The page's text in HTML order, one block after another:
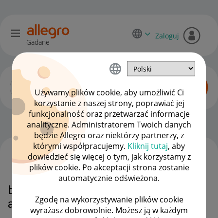
Używamy plików cookie, aby umożliwić Ci
korzystanie z naszej strony, poprawiać jej
funkcjonalność oraz przetwarzać informacje
analityczne. Administratorem Twoich danych
będzie Allegro oraz niektórzy partnerzy, z
którymi współpracujemy. Kliknij tutaj, aby
dowiedzieć się więcej o tym, jak korzystamy z
plików cookie. Po akceptacji strona zostanie
automatycznie odświeżona.
Zgodę na wykorzystywanie plików cookie
wyrażasz dobrowolnie. Możesz ją w każdym
Gadane
Zaloguj
Początkujący sprzedawcy OPCJE
blokada konta za zwrot przez
allegro protect
WSZYSTKIE TEMATY